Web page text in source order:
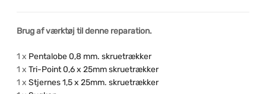
Brug af værktøj til denne reparation.
1 x Pentalobe 0,8 mm. skruetrækker
1 x Tri-Point 0,6 x 25mm skruetrækker
1 x Stjernes 1,5 x 25mm. skruetrækker